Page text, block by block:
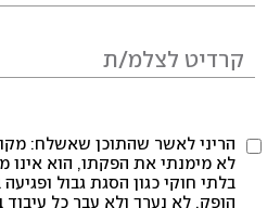
הריני לאשר שהתוכן שאשלח:
לא מימנתי את הפקתו, הוא אינו
בלתי חוקי כגון הסגת גבול
הופק, לא נערך ולא עבר כל עיבוד